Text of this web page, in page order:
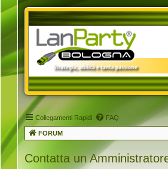
Collegamenti Rapidi FAQ
FORUM
Contatta un